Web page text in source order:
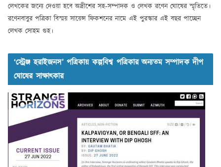
লেখকের জন্যে দেওয়া হবে অদ্রীশের সহ-সম্পাদক ও লেখক রণেন ঘোষের স্মৃতিতে।
রণেনবাবুর পত্রিকা বিস্ময় সায়েন্স ফিকশনের নামে এই পুরস্কার এই বছর পাচ্ছেন
লেখক সোহম গুহ।
‘স্ট্রেঞ্জ হরাইজনস’ পত্রিকায় কল্পবিশ্ব পত্রিকার অন্যতম সম্পাদক দীপ
ঘোষের সাক্ষাৎকার